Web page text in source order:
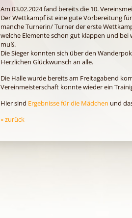
Am 03.02.2024 fand bereits die 10.
Der Wettkampf ist eine gute Vorbereitung
manche Turnerin/ Turner der erste
welche Elemente schon gut klappen und
muß.
Die Sieger konnten sich über den
Herzlichen Glückwunsch an alle.
Die Halle wurde bereits am Freitagabend
Vereinmeisterschaft konnte wieder ein
Hier sind Ergebnisse für die Mädchen und
« zurück